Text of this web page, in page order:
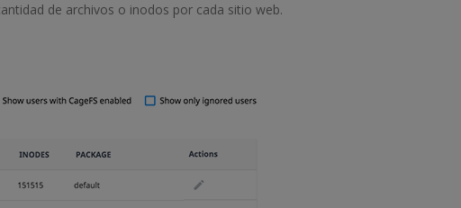
de archivos o inodos por cada sitio web.